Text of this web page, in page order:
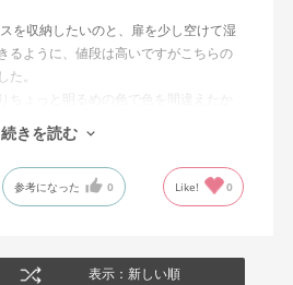
を収納したいのと、扉を少し空けて湿
るように、値段は高いですがこちらの
。
ちょっと明るめの色で色を間違えたか
的には大満足です。（一番濃い色にす
す。
は2列収納しました。
丁寧でした。
続きを読む
参考になった 0 Like! 0
表示：新しい順